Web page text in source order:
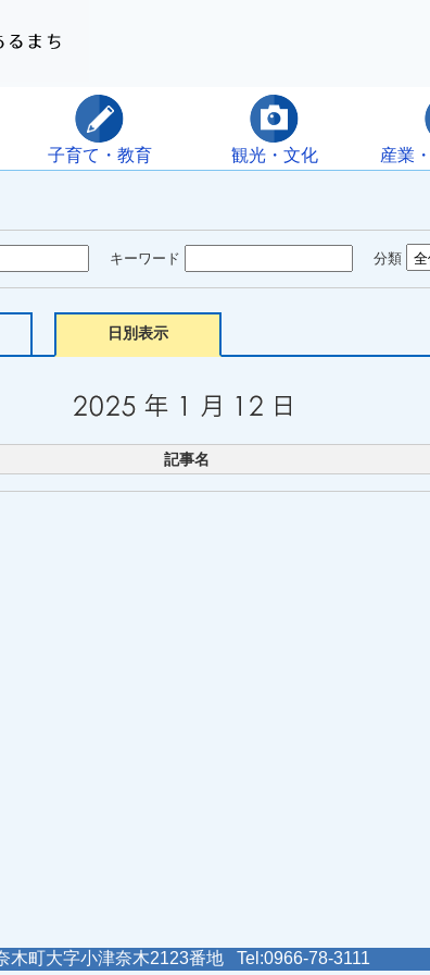
子育て・教育 観光・文化 産業
キーワード 分類
日別表示
記事名
町大字小津奈木2123番地 Tel:0966-78-3111